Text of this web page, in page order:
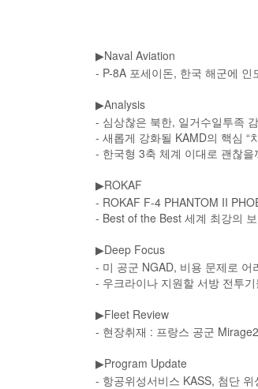
▶Naval Aviation
- P-8A 포세이돈, 한국 해군에
▶Analysis
- 심상찮은 북한, 일거수일투족
- 새롭게 강화될 KAMD의 핵심 “
- 한국형 3축 체계 이대로 괜찮을
▶ROKAF
- ROKAF F-4 PHANTOM II
- Best of the Best 세계 최강의
▶Deep Focus
- 미 공군 NGAD, 비용 문제로 어
- 우크라이나 지원할 서방 전투기
▶Fleet Review
- 현장취재 : 프랑스 공군
▶Program Update
- 항공위성서비스 KASS, 첨단